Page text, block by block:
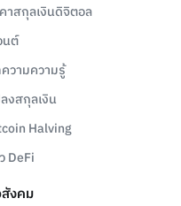
าสกุลเงินดิจิตอล
นต์
วามความรู้
งสกุลเงิน
Halving
DeFi
งคม